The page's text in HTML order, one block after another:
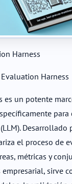
Harness
Harness
es un potente
Desarrollado
el proceso de
métricas y
sirve